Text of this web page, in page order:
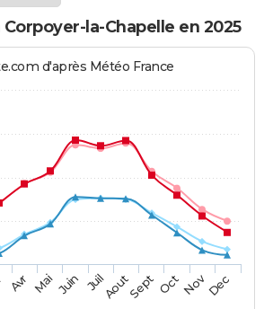
la-Chapelle en 2025
d'après Météo France
Avr Mai Juin JuilAoutSept OctNovDec